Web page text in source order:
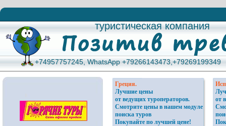
туристическая компания
туристическая компания
+74957757245, WhatsApp +79266143473,+79269199349
+74957757245, WhatsApp +79266143473,+79269199349
Греция.
Лучшие цены
от ведущих туроператоров.
Смотрите цены в нашем модуле
поиска туров
Покупайте по лучшей цене!
от